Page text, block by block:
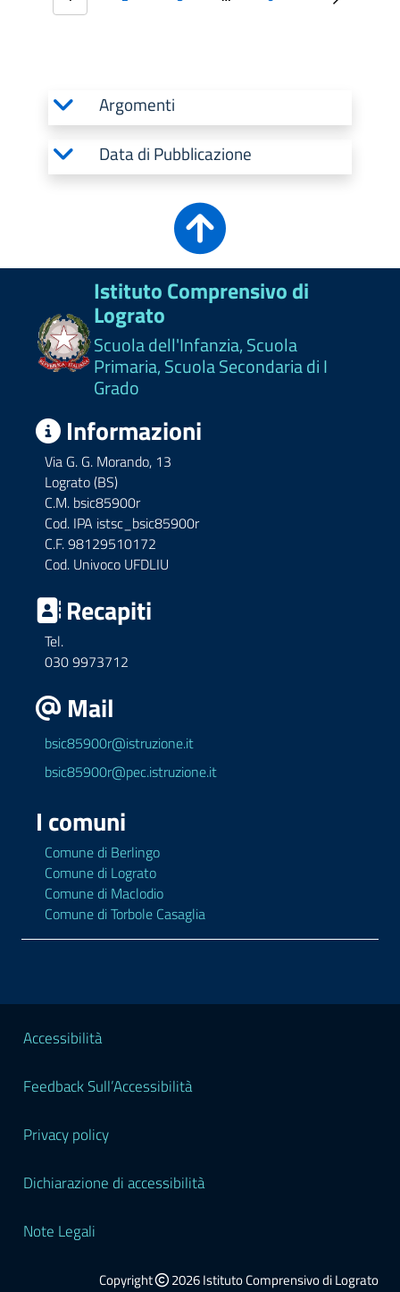
Argomenti
Data di Pubblicazione
Istituto Comprensivo di
Lograto
Scuola dell'Infanzia, Scuola
Primaria, Scuola Secondaria di I
Grado
Informazioni
Via G. G. Morando, 13
Lograto (BS)
C.M. bsic85900r
Cod. IPA istsc_bsic85900r
C.F. 98129510172
Cod. Univoco UFDLIU
Recapiti
Tel.
030 9973712
Mail
bsic85900r@istruzione.it
bsic85900r@pec.istruzione.it
I comuni
Comune di Berlingo
Comune di Lograto
Comune di Maclodio
Comune di Torbole Casaglia
Sezione Legale
Accessibilità
Feedback Sull’Accessibilità
Privacy policy
Dichiarazione di accessibilità
Note Legali
Copyright 2026 Istituto Comprensivo di Lograto